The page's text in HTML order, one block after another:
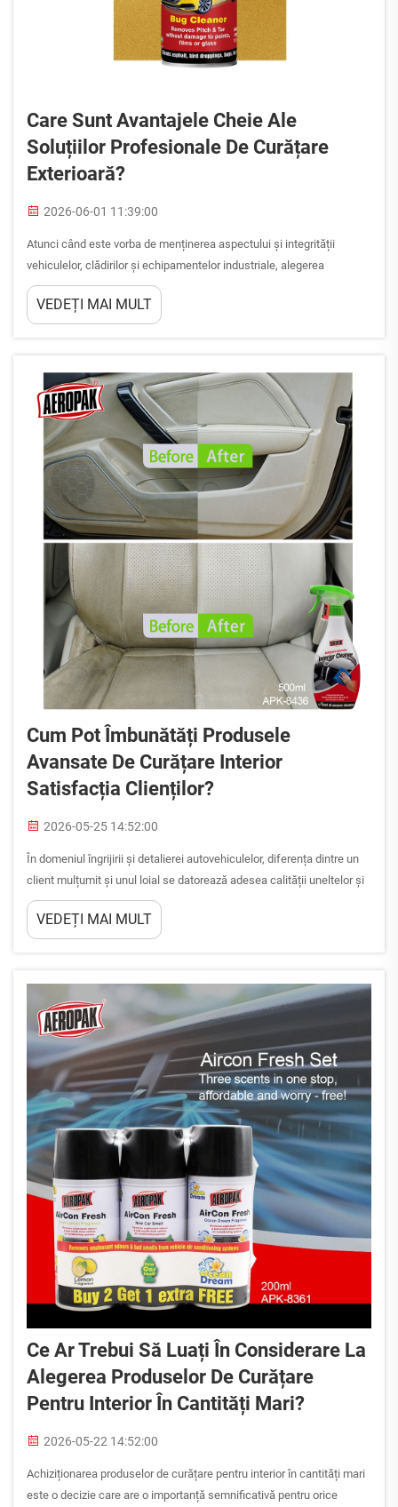
Care Sunt Avantajele Cheie Ale
Soluțiilor Profesionale De Curățare
Exterioară?
2026-06-01 11:39:00
Atunci când este vorba de menținerea aspectului și integrității
vehiculelor, clădirilor și echipamentelor industriale, alegerea
produselor de curățare face o diferență semnificativă. Soluțiile de
curățare exterioară concepute pentru utilizare profesională depășesc
VEDEȚI MAI MULT
Cum Pot Îmbunătăți Produsele
Avansate De Curățare Interior
Satisfacția Clienților?
2026-05-25 14:52:00
În domeniul îngrijirii și detalierei autovehiculelor, diferența dintre un
client mulțumit și unul loial se datorează adesea calității uneltelor și
a formulelor utilizate în lucrare. Produsele de curățare pentru interior
au evoluat semnificativ în ultimul deceniu,...
VEDEȚI MAI MULT
Ce Ar Trebui Să Luați În Considerare La
Alegerea Produselor De Curățare
Pentru Interior În Cantități Mari?
2026-05-22 14:52:00
Achiziționarea produselor de curățare pentru interior în cantități mari
este o decizie care are o importanță semnificativă pentru orice